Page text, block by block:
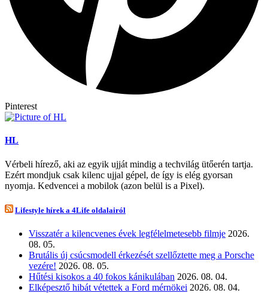
Pinterest
HL
Vérbeli hírező, aki az egyik ujját mindig a techvilág ütőerén tartja.
Ezért mondjuk csak kilenc ujjal gépel, de így is elég gyorsan
nyomja. Kedvencei a mobilok (azon belül is a Pixel).
Lifestyle hírek a 4Life oldalairól
Visszatér a kilencvenes évek legfélelmetesebb filmje 2026.
08. 05.
Brutális új csúcsmodell érkezését szellőztette meg a Porsche
vezére! 2026. 08. 05.
Hűtési kisokos a 40 fokos kánikulában 2026. 08. 04.
Elképesztő hibát vétettek a Ford mérnökei 2026. 08. 04.